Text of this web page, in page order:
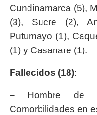
Cundinamarca (5),
(3), Sucre (2),
Putumayo (1),
(1) y Casanare (1).
Fallecidos (18):
– Hombre de
Comorbilidades en